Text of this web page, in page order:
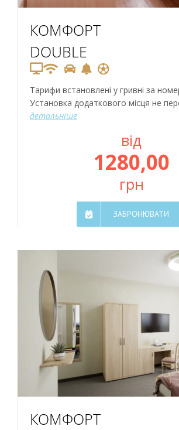
КОМФОРТ
DOUBLE
Тарифи встановлені у гривні за
Установка додаткового місця не
детальніше
від
1280,00
грн
ЗАБРОНЮВАТИ
КОМФОРТ